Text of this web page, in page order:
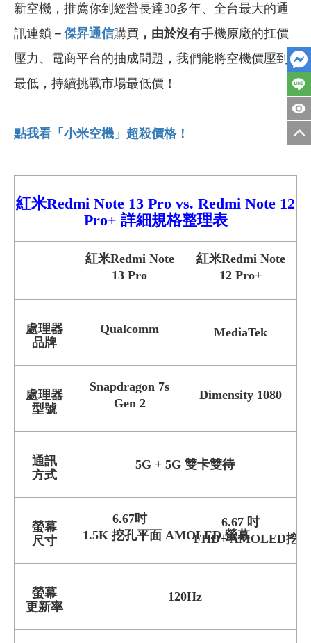
新空機，推薦你到經營長達30多年、全台最大的通
訊連鎖 － 傑昇通信購買 ，由於沒有手機原廠的扛價
壓力、電商平台的抽成問題，我們能將空機價壓到
最低，持續挑戰市場最低價！
點我看「小米空機」超殺價格！
紅米Redmi Note 13 Pro vs. Redmi Note 12
Pro+ 詳細規格整理表
紅米Redmi Note
13 Pro
紅米Redmi Note
12 Pro+
處理器
品牌
Qualcomm MediaTek
處理器
型號
Snapdragon 7s
Gen 2
Dimensity 1080
通訊
方式
5G + 5G 雙卡雙待
螢幕
尺寸
6.67吋
1.5K 挖孔平面 AMOLED 螢幕
6.67 吋
FHD+ AMOLED挖
螢幕
更新率
120Hz